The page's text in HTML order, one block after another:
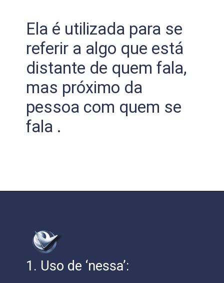
Ela é utilizada para se
referir a algo que está
distante de quem fala,
mas próximo da
pessoa com quem se
fala .
1. Uso de ‘nessa’: